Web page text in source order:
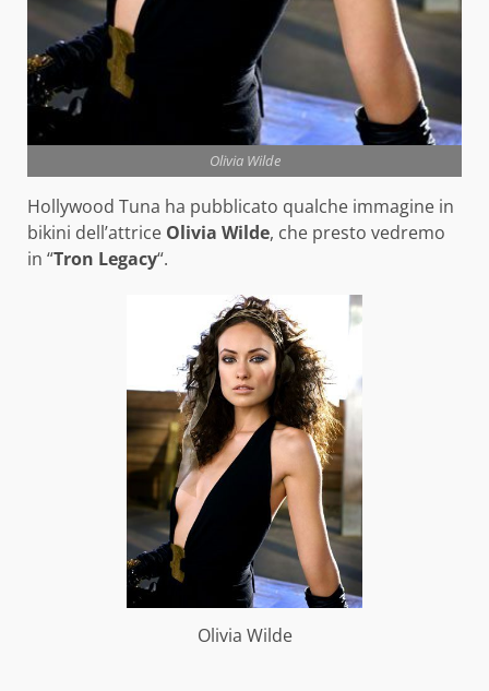
Olivia Wilde
Hollywood Tuna ha pubblicato qualche immagine in
bikini dell’attrice Olivia Wilde, che presto vedremo
in “Tron Legacy“.
Olivia Wilde